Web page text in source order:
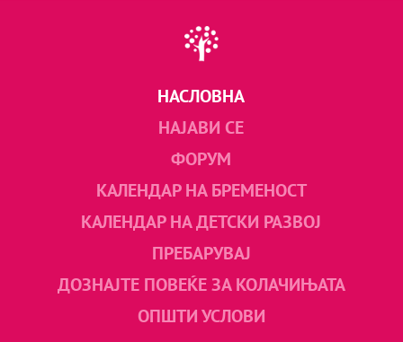
НАСЛОВНА
НАЈАВИ СЕ
ФОРУМ
КАЛЕНДАР НА БРЕМЕНОСТ
КАЛЕНДАР НА ДЕТСКИ РАЗВОЈ
ПРЕБАРУВАЈ
ДОЗНАЈТЕ ПОВЕЌЕ ЗА КОЛАЧИЊАТА
ОПШТИ УСЛОВИ